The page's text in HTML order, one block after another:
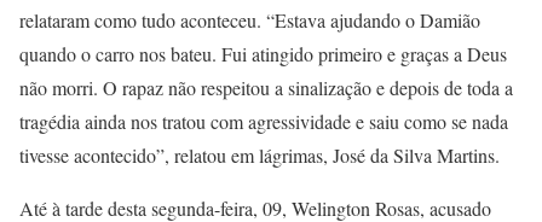
relataram como tudo aconteceu. “Estava ajudando o Damião
quando o carro nos bateu. Fui atingido primeiro e graças a Deus
não morri. O rapaz não respeitou a sinalização e depois de toda a
tragédia ainda nos tratou com agressividade e saiu como se nada
tivesse acontecido”, relatou em lágrimas, José da Silva Martins.
Até à tarde desta segunda-feira, 09, Welington Rosas, acusado